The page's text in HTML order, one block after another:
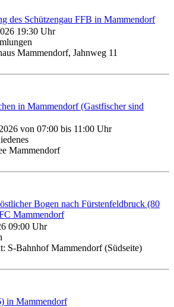
des Schützengau FFB in Mammendorf
19:30 Uhr
Mammendorf, Jahnweg 11
in Mammendorf (Gastfischer sind
von 07:00 bis 11:00 Uhr
Mammendorf
Bogen nach Fürstenfeldbruck (80
Mammendorf
09:00 Uhr
S-Bahnhof Mammendorf (Südseite)
in Mammendorf